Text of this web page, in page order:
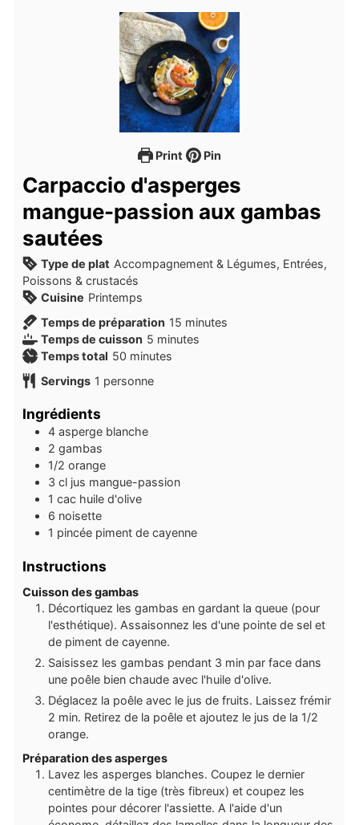
Print Pin
Carpaccio d'asperges
mangue-passion aux gambas
sautées
Type de plat Accompagnement & Légumes, Entrées,
Poissons & crustacés
Cuisine Printemps
Temps de préparation 15 minutes
minutes
Temps de cuisson 5 minutes
minutes
Temps total 50 minutes
minutes
Servings 1 personne
Ingrédients
4 asperge blanche
2 gambas
1/2 orange
3 cl jus mangue-passion
1 cac huile d'olive
6 noisette
1 pincée piment de cayenne
Instructions
Cuisson des gambas
Décortiquez les gambas en gardant la queue (pour
l'esthétique). Assaisonnez les d'une pointe de sel et
de piment de cayenne.
Saisissez les gambas pendant 3 min par face dans
une poêle bien chaude avec l'huile d'olive.
Déglacez la poêle avec le jus de fruits. Laissez frémir
2 min. Retirez de la poêle et ajoutez le jus de la 1/2
orange.
Préparation des asperges
Lavez les asperges blanches. Coupez le dernier
centimètre de la tige (très fibreux) et coupez les
pointes pour décorer l'assiette. A l'aide d'un